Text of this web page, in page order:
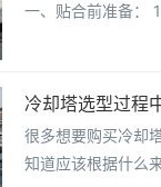
一、贴合前准备：
冷却塔选型过程
很多想要购买冷却
知道应该根据什么